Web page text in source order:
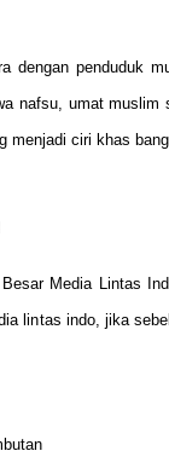
dengan penduduk
nafsu, umat
ciri khas
Media Lintas
lintas indo, jika